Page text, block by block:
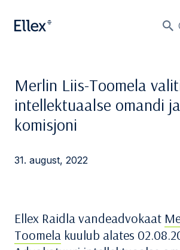
Merlin Liis-Toomela
intellektuaalse omandi
komisjoni
31. august, 2022
Ellex Raidla vandeadvokaat
Toomela kuulub alates